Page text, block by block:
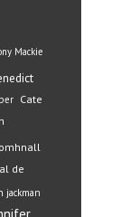
Mackie
Cate
de
jackman